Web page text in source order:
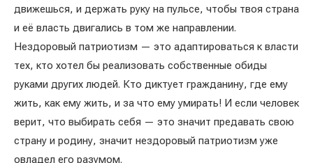
движешься, и держать руку на пульсе, чтобы твоя страна
и её власть двигались в том же направлении.
Нездоровый патриотизм — это адаптироваться к власти
тех, кто хотел бы реализовать собственные обиды
руками других людей. Кто диктует гражданину, где ему
жить, как ему жить, и за что ему умирать! И если человек
верит, что выбирать себя — это значит предавать свою
страну и родину, значит нездоровый патриотизм уже
овладел его разумом.